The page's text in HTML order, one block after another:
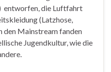
die Luftfahrt
(Latzhose,
den Mainstream fanden
Jugendkultur, wie die